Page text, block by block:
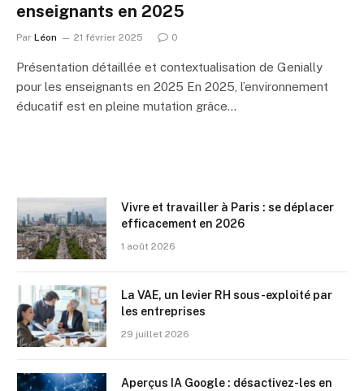
enseignants en 2025
Par Léon 21 février 2025 0
Présentation détaillée et contextualisation de Genially
pour les enseignants en 2025 En 2025, l’environnement
éducatif est en pleine mutation grâce…
Vivre et travailler à Paris : se déplacer
efficacement en 2026
1 août 2026
La VAE, un levier RH sous-exploité par
les entreprises
29 juillet 2026
Aperçus IA Google : désactivez-les en